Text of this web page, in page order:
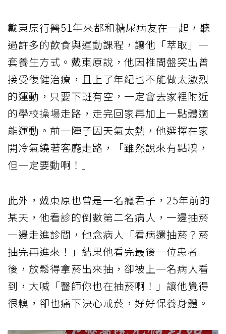
戴東原行醫51年來都和糖尿病友在一起，聽
過許多的飲食與運動課程，讓他「萃取」一
套養生方式。戴東原說，他因椎間盤突出曾
接受復健治療，且上了年紀也不能做太激烈
的運動，只要下班有空，一定會去家裡附近
的學校操場走路，走完回家再加上一點體適
能運動。前一陣子因天氣太熱，他選擇在家
開冷氣繞著客廳走路，「雖然說來有點糗，
但一定要動啊！」
此外，戴東原也曾是一名癮君子，25年前的
某天，他看診的倒數第二名病人，一邊抽菸
一邊走進診間，他念病人「看病還抽菸？菸
抽完再進來！」結果他看完最後一位患者
後，放鬆得拿菸出來抽，卻被上一名病人看
到，大喊「醫師你也在抽菸啊！」讓他覺得
很糗，卻也痛下決心戒菸，好好保養身體。